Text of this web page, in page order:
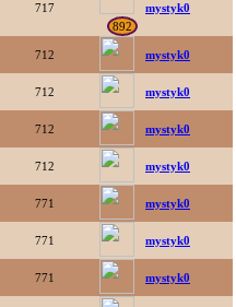
717
892
mystyk0
712 mystyk0
712 mystyk0
712 mystyk0
712 mystyk0
771 mystyk0
771 mystyk0
771 mystyk0